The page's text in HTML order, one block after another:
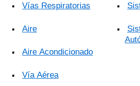
Vías Respiratorias
Aire
Aire Acondicionado
Vía Aérea